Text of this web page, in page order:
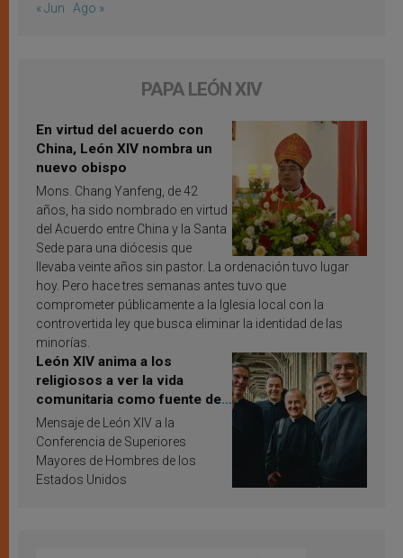
« Jun Ago »
PAPA LEÓN XIV
En virtud del acuerdo con
China, León XIV nombra un
nuevo obispo
Mons. Chang Yanfeng, de 42
años, ha sido nombrado en virtud
del Acuerdo entre China y la Santa
Sede para una diócesis que
llevaba veinte años sin pastor. La ordenación tuvo lugar
hoy. Pero hace tres semanas antes tuvo que
comprometer públicamente a la Iglesia local con la
controvertida ley que busca eliminar la identidad de las
minorías.
León XIV anima a los
religiosos a ver la vida
comunitaria como fuente de
inspiración y santificación
Mensaje de León XIV a la
Conferencia de Superiores
Mayores de Hombres de los
Estados Unidos